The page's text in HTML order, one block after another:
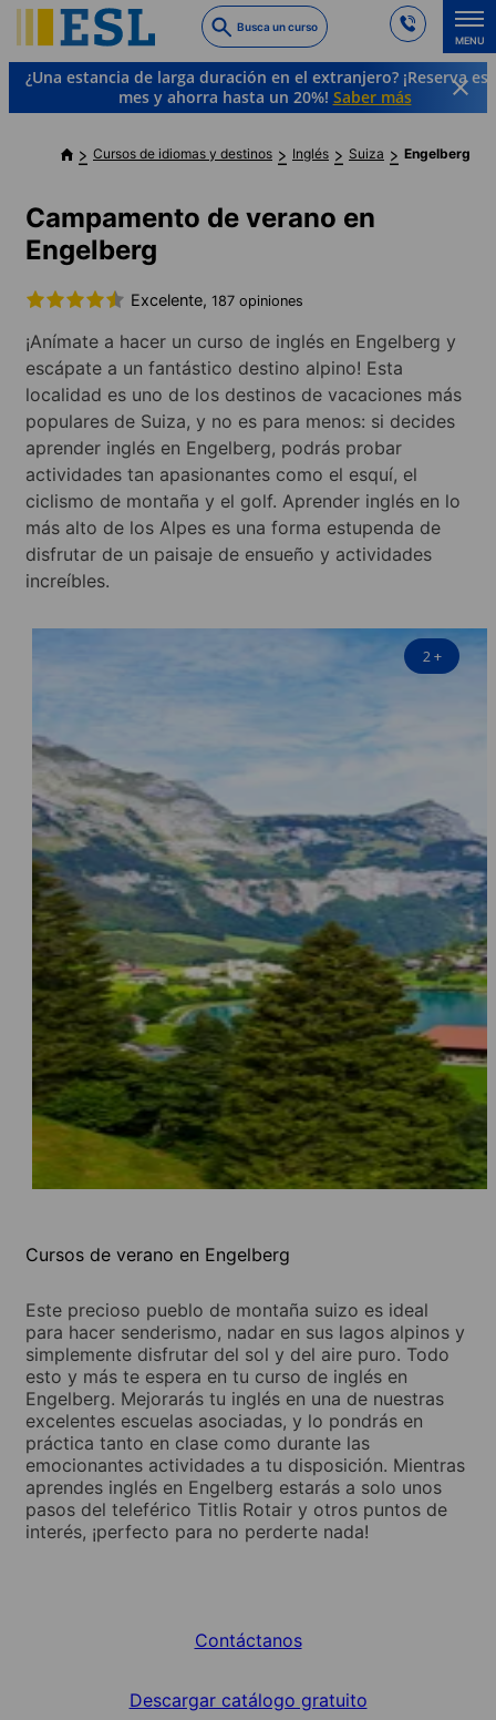
to
main
content
Busca un curso
MENU
¿Una estancia de larga duración en el extranjero? ¡Reserva
mes y ahorra hasta un 20%! Saber más
Cursos de idiomas y destinos Inglés Suiza Engelberg
Campamento de verano en
Engelberg
Excelente, 187 opiniones
¡Anímate a hacer un curso de inglés en Engelberg y
escápate a un fantástico destino alpino! Esta
localidad es uno de los destinos de vacaciones más
populares de Suiza, y no es para menos: si decides
aprender inglés en Engelberg, podrás probar
actividades tan apasionantes como el esquí, el
ciclismo de montaña y el golf. Aprender inglés en lo
más alto de los Alpes es una forma estupenda de
disfrutar de un paisaje de ensueño y actividades
increíbles.
2+
Cursos de verano en Engelberg
Este precioso pueblo de montaña suizo es ideal
para hacer senderismo, nadar en sus lagos alpinos y
simplemente disfrutar del sol y del aire puro. Todo
esto y más te espera en tu curso de inglés en
Engelberg. Mejorarás tu inglés en una de nuestras
excelentes escuelas asociadas, y lo pondrás en
práctica tanto en clase como durante las
emocionantes actividades a tu disposición. Mientras
aprendes inglés en Engelberg estarás a solo unos
pasos del teleférico Titlis Rotair y otros puntos de
interés, ¡perfecto para no perderte nada!
Contáctanos
Descargar catálogo gratuito